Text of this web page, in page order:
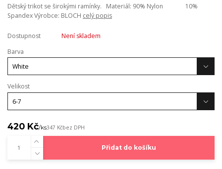
Dětský trikot se širokými ramínky. Materiál: 90% Nylon 10%
Spandex Výrobce: BLOCH celý popis
Dostupnost
Není skladem
Barva
Velikost
420 Kč/ks347 Kčbez DPH
Přidat do košíku